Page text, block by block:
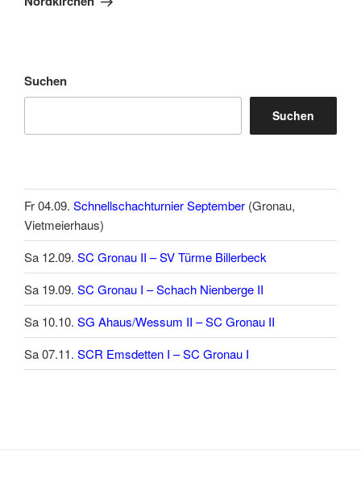
Suchen
Suchen
Fr 04.09. Schnellschachturnier September (Gronau,
Vietmeierhaus)
Sa 12.09. SC Gronau II – SV Türme Billerbeck
Sa 19.09. SC Gronau I – Schach Nienberge II
Sa 10.10. SG Ahaus/Wessum II – SC Gronau II
Sa 07.11. SCR Emsdetten I – SC Gronau I